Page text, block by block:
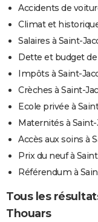
Accidents de
Climat et
Salaires à Saint-
Dette et budget
Impôts à Saint-
Crèches à Saint-
Ecole privée à
Maternités à
Accès aux soins à
Prix du neuf à
Référendum à
Tous les
Thouars